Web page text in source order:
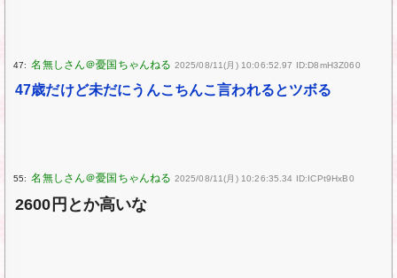
47: 2025/08/11(月) 10:06:52.97 ID:D8mH3Z060
47歳だけど未だにうんこちんこ言われるとツボる
55: 2025/08/11(月) 10:26:35.34 ID:ICPt9HxB0
2600円とか高いな